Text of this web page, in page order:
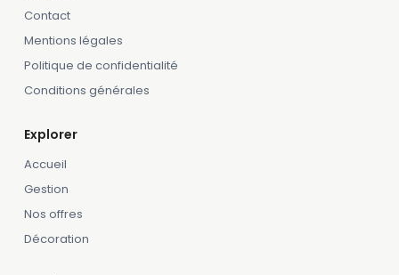
Contact
Mentions légales
Politique de confidentialité
Conditions générales
Explorer
Accueil
Gestion
Nos offres
Décoration